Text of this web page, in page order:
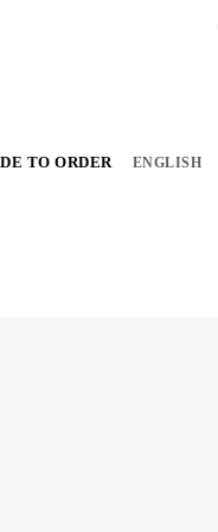
TO ORDER ENGLISH